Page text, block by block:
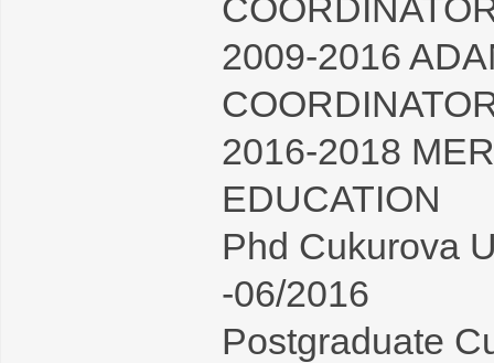
2009-2016
2016-2018
EDUCATION
Phd Cukurova
-06/2016
Postgraduate